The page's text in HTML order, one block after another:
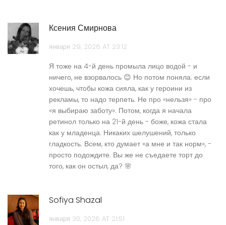
Ксения Смирнова
января 29, 2026 AT 23:12
Я тоже на 4-й день промыла лицо водой - и
ничего, не взорвалось 😊 Но потом поняла: если
хочешь, чтобы кожа сияла, как у героини из
рекламы, то надо терпеть. Не про «нельзя» - про
«я выбираю заботу». Потом, когда я начала
ретинол только на 21-й день - боже, кожа стала
как у младенца. Никаких шелушений, только
гладкость. Всем, кто думает «а мне и так норм», -
просто подождите. Вы же не съедаете торт до
того, как он остыл, да? 🌸
Sofiya Shazal
января 30, 2026 AT 21:51